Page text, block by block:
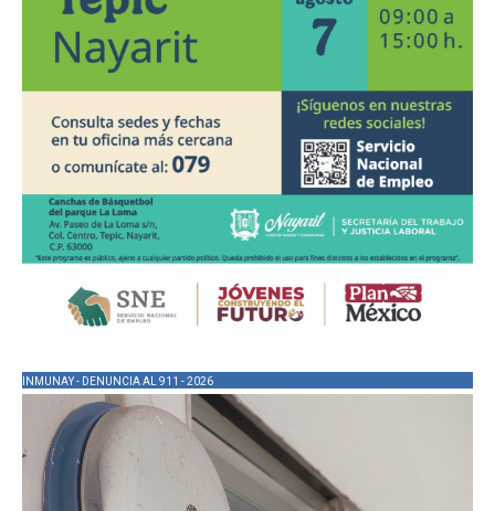
INMUNAY - DENUNCIA AL 911 - 2026